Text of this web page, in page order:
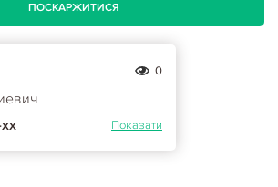
ПОСКАРЖИТИСЯ
0
Показати